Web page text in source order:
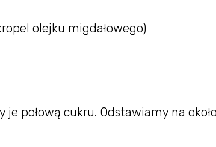
olejku migdałowego)
połową cukru. Odstawiamy na około